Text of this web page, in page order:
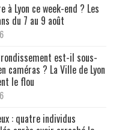
à Lyon ce week-end ? Les
du 7 au 9 août
est-il sous-
caméras ? La Ville de Lyon
le flou
: quatre individus